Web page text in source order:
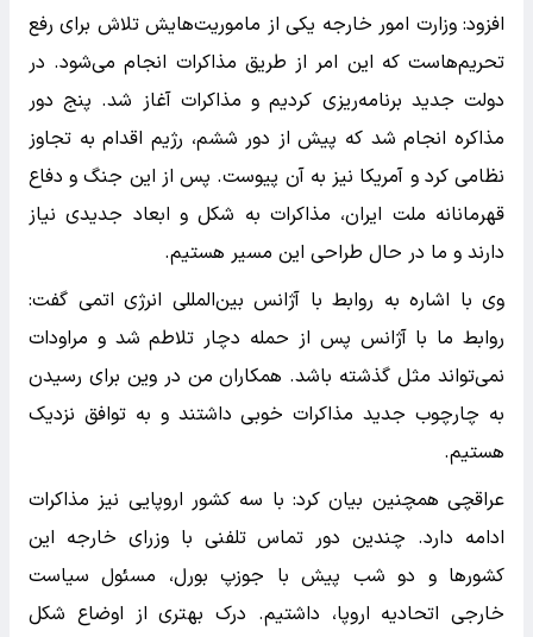
افزود: وزارت امور خارجه یکی از ماموریت‌هایش تلاش برای رفع
تحریم‌هاست که این امر از طریق مذاکرات انجام می‌شود. در
دولت جدید برنامه‌ریزی کردیم و مذاکرات آغاز شد. پنج دور
مذاکره انجام شد که پیش از دور ششم، رژیم اقدام به تجاوز
نظامی کرد و آمریکا نیز به آن پیوست. پس از این جنگ و دفاع
قهرمانانه ملت ایران، مذاکرات به شکل و ابعاد جدیدی نیاز
دارند و ما در حال طراحی این مسیر هستیم.
وی با اشاره به روابط با آژانس بین‌المللی انرژی اتمی گفت:
روابط ما با آژانس پس از حمله دچار تلاطم شد و مراودات
نمی‌تواند مثل گذشته باشد. همکاران من در وین برای رسیدن
به چارچوب جدید مذاکرات خوبی داشتند و به توافق نزدیک
هستیم.
عراقچی همچنین بیان کرد: با سه کشور اروپایی نیز مذاکرات
ادامه دارد. چندین دور تماس تلفنی با وزرای خارجه این
کشورها و دو شب پیش با جوزپ بورل، مسئول سیاست
خارجی اتحادیه اروپا، داشتیم. درک بهتری از اوضاع شکل